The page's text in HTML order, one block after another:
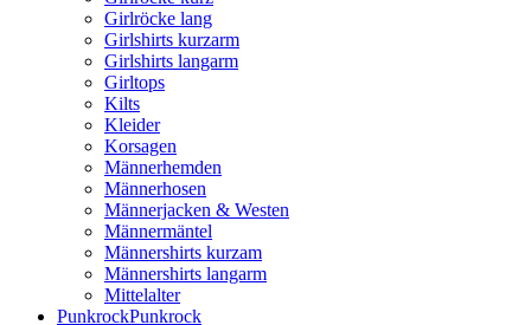
Girlröcke lang
Girlshirts kurzarm
Girlshirts langarm
Girltops
Kilts
Kleider
Korsagen
Männerhemden
Männerhosen
Männerjacken & Westen
Männermäntel
Männershirts kurzam
Männershirts langarm
Mittelalter
PunkrockPunkrock